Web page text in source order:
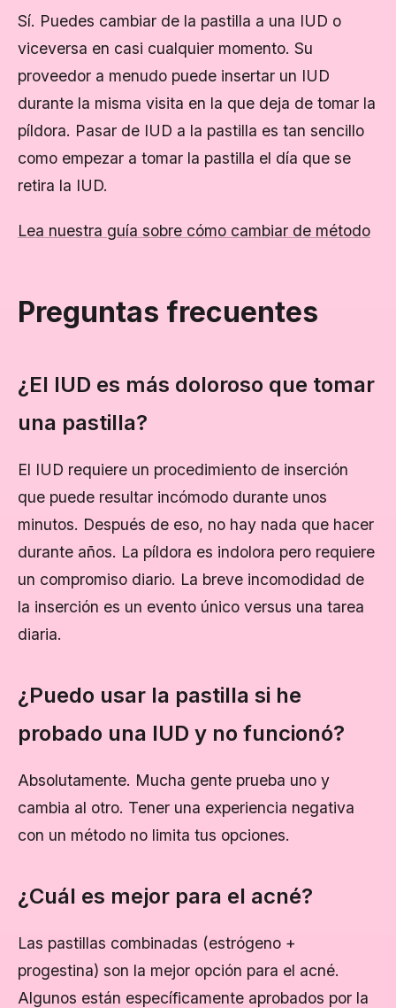
Sí. Puedes cambiar de la pastilla a una IUD o
viceversa en casi cualquier momento. Su
proveedor a menudo puede insertar un IUD
durante la misma visita en la que deja de tomar la
píldora. Pasar de IUD a la pastilla es tan sencillo
como empezar a tomar la pastilla el día que se
retira la IUD.
Lea nuestra guía sobre cómo cambiar de método
Preguntas frecuentes
¿El IUD es más doloroso que tomar
una pastilla?
El IUD requiere un procedimiento de inserción
que puede resultar incómodo durante unos
minutos. Después de eso, no hay nada que hacer
durante años. La píldora es indolora pero requiere
un compromiso diario. La breve incomodidad de
la inserción es un evento único versus una tarea
diaria.
¿Puedo usar la pastilla si he
probado una IUD y no funcionó?
Absolutamente. Mucha gente prueba uno y
cambia al otro. Tener una experiencia negativa
con un método no limita tus opciones.
¿Cuál es mejor para el acné?
Las pastillas combinadas (estrógeno +
progestina) son la mejor opción para el acné.
Algunos están específicamente aprobados por la